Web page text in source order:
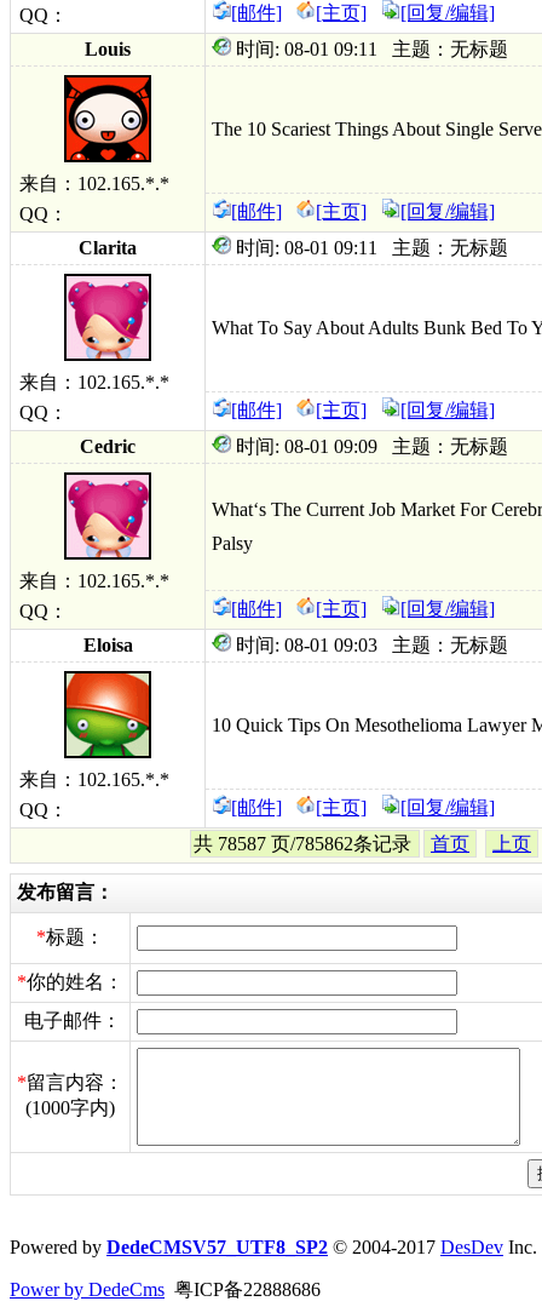
QQ：
[邮件] [主页]
[回复/编辑]
Louis
时间: 08-01 09:11 主题：无标题
来自：102.165.*.*
QQ：
The 10 Scariest Things About Single
[邮件] [主页]
[回复/编辑]
Clarita
时间: 08-01 09:11 主题：无标题
来自：102.165.*.*
QQ：
What To Say About Adults Bunk Bed To
[邮件] [主页]
[回复/编辑]
Cedric
时间: 08-01 09:09 主题：无标题
来自：102.165.*.*
QQ：
What‘s The Current Job Market For
Palsy
[邮件] [主页]
[回复/编辑]
Eloisa
时间: 08-01 09:03 主题：无标题
来自：102.165.*.*
QQ：
10 Quick Tips On Mesothelioma Lawyer
[邮件] [主页]
[回复/编辑]
共 78587 页/785862条记录
首页 上页
发布留言：
*标题：
*你的姓名：
电子邮件：
*留言内容：
(1000字内)
Powered by DedeCMSV57_UTF8_SP2 © 2004-2017 DesDev Inc.
Power by DedeCms 粤ICP备22888686